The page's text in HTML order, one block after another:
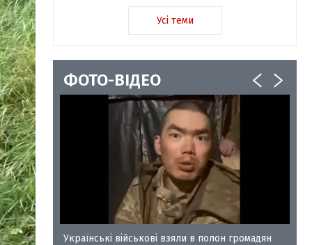
Усі теми
ФОТО-ВІДЕО
35
Українські військові взяли в полон громадян